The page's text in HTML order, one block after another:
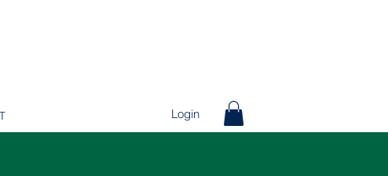
Login